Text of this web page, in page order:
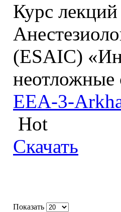
Курс
(ESAIC)
неотложные
EEA-3-
Hot
Скачать
Показать